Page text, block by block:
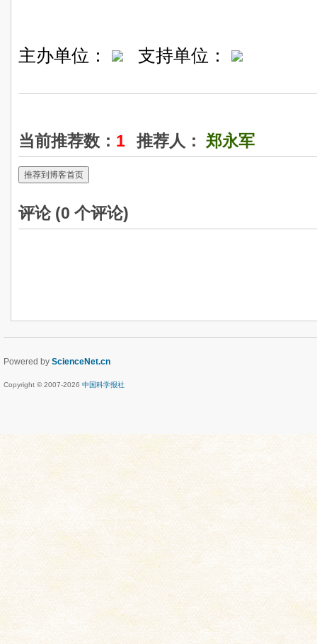
主办单位： 支持单位：
当前推荐数： 1 推荐人： 郑永军
推荐到博客首页
评论 (0 个评论)
Powered by ScienceNet.cn
Copyright © 2007-2026 中国科学报社